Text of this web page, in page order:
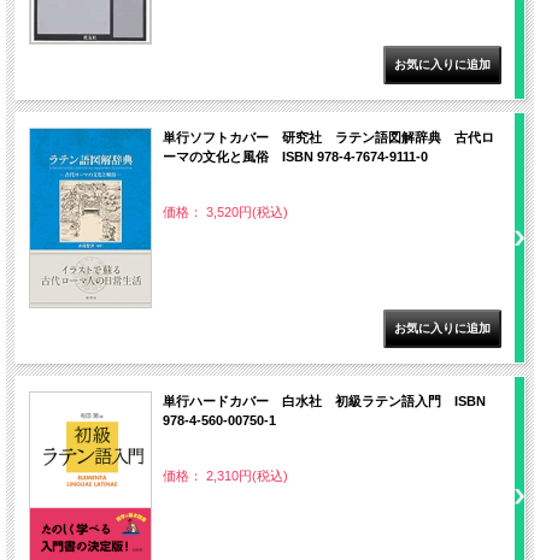
単行ソフトカバー 研究社 ラテン語図解辞典 古代ロ
ーマの文化と風俗 ISBN 978-4-7674-9111-0
価格： 3,520円(税込)
単行ハードカバー 白水社 初級ラテン語入門 ISBN
978-4-560-00750-1
価格： 2,310円(税込)